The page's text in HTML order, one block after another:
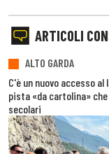
ARTICOLI
ALTO GARDA
C'è un nuovo accesso
pista «da cartolina»
secolari